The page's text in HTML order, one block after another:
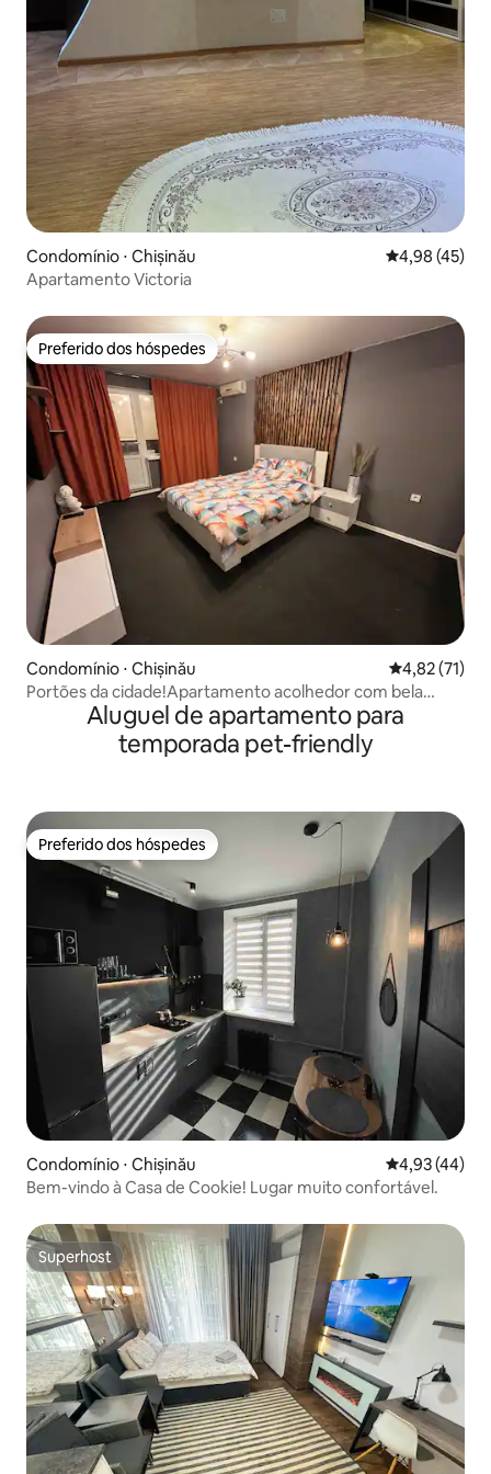
Condomínio ⋅ Chișinău 4,98 de uma
4,98 (45)
Apartamento Victoria
Preferido dos hóspedes
Preferido dos hóspedes
Condomínio ⋅ Chișinău 4,82 de uma
4,82 (71)
Portões da cidade!Apartamento acolhedor com bela
Aluguel de apartamento para
temporada pet-friendly
Preferido dos hóspedes
Preferido dos hóspedes
Condomínio ⋅ Chișinău 4,93 de uma
4,93 (44)
Bem-vindo à Casa de Cookie! Lugar muito confortável.
Superhost
Superhost